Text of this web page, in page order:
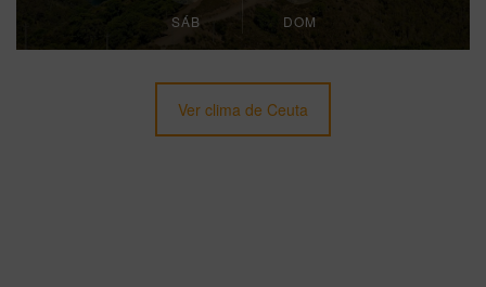
SÁB DOM
Ver clima de Ceuta